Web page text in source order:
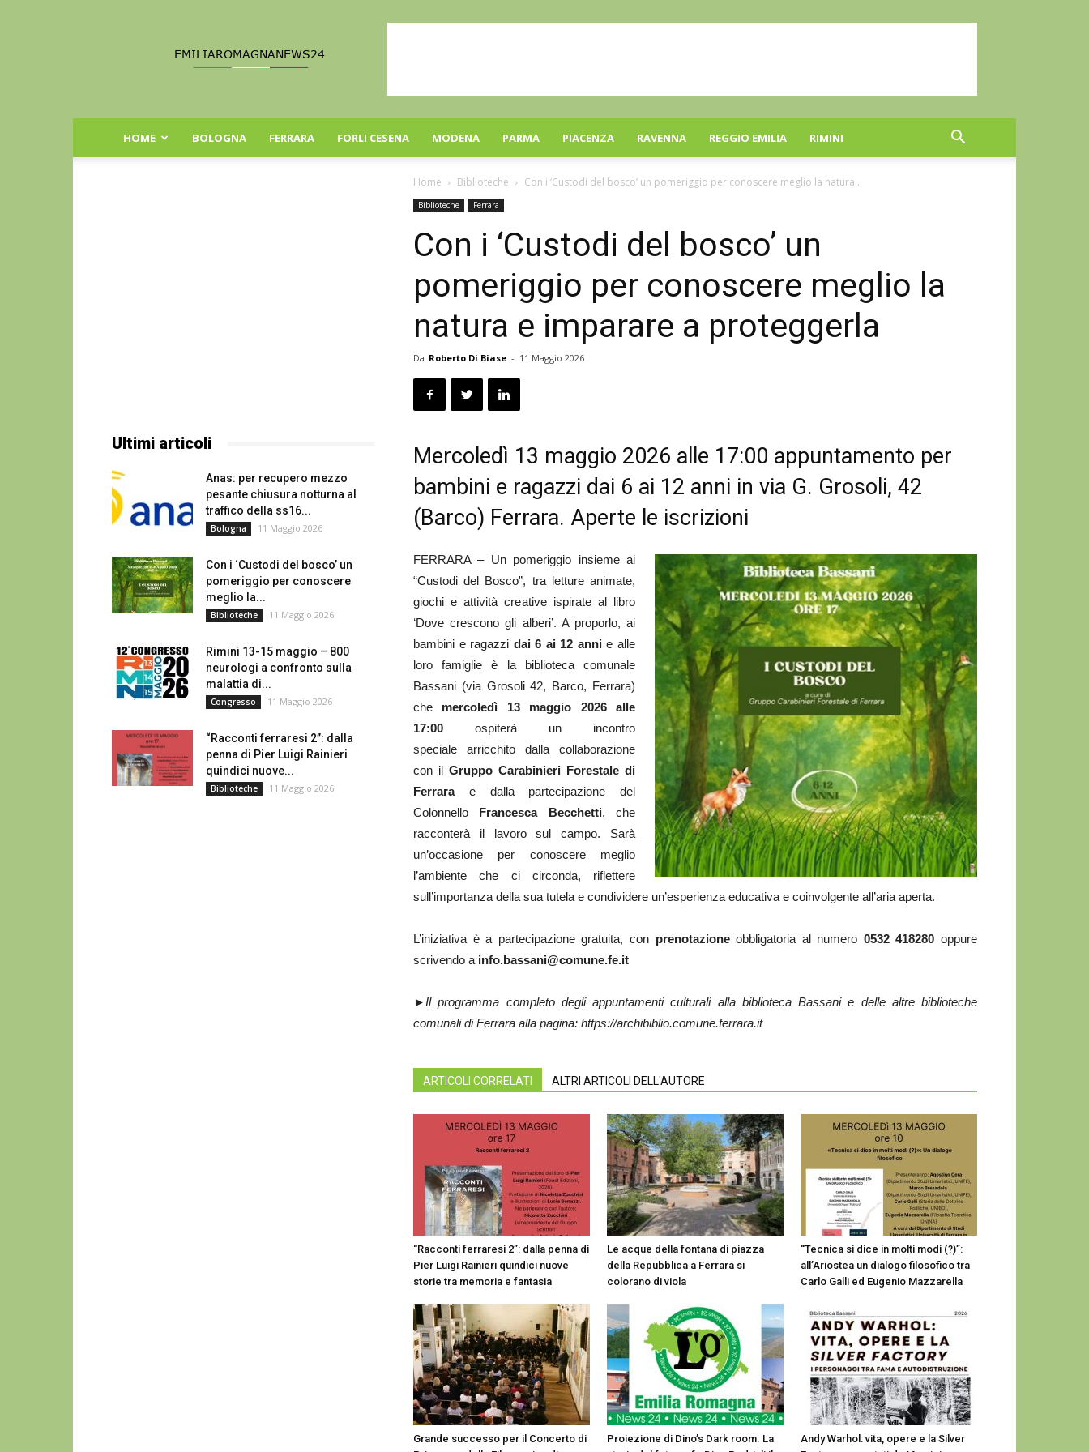
Romagna
HOME BOLOGNA FERRARA FORLI CESENA MODENA PARMA PIACENZA RAVENNA REGGIO EMILIA RIMINI
Home Biblioteche Con i ‘Custodi del bosco’ un pomeriggio per conoscere meglio la natura...
Biblioteche Ferrara
Con i ‘Custodi del bosco’ un
pomeriggio per conoscere meglio la
natura e imparare a proteggerla
Da Roberto Di Biase - 11 Maggio 2026
Mercoledì 13 maggio 2026 alle 17:00 appuntamento per
bambini e ragazzi dai 6 ai 12 anni in via G. Grosoli, 42
(Barco) Ferrara. Aperte le iscrizioni
FERRARA – Un pomeriggio insieme ai
“Custodi del Bosco”, tra letture animate,
giochi e attività creative ispirate al libro
‘Dove crescono gli alberi’. A proporlo, ai
bambini e ragazzi dai 6 ai 12 annie alle
loro famiglie è la biblioteca comunale
Bassani (via Grosoli 42, Barco, Ferrara)
che mercoledì 13 maggio 2026 alle
17:00 ospiterà un incontro
speciale arricchito dalla collaborazione
con il Gruppo Carabinieri Forestale di
Ferrarae dalla partecipazione del
Colonnello Francesca Becchetti, che
racconterà il lavoro sul campo. Sarà
un’occasione per conoscere meglio
l’ambiente che ci circonda, riflettere
sull’importanza della sua tutela e condividere un’esperienza educativa e coinvolgente all’aria aperta.
L’iniziativa è a partecipazione gratuita, con prenotazioneobbligatoria al numero 0532 418280 oppure
scrivendo a info.bassani@comune.fe.it
►Il programma completo degli appuntamenti culturali alla biblioteca Bassani e delle altre biblioteche
comunali di Ferrara alla pagina: https://archibiblio.comune.ferrara.it
ARTICOLI CORRELATI ALTRI ARTICOLI DELL'AUTORE
“Racconti ferraresi 2”: dalla penna di
Pier Luigi Rainieri quindici nuove
storie tra memoria e fantasia
Le acque della fontana di piazza
della Repubblica a Ferrara si
colorano di viola
“Tecnica si dice in molti modi (?)”:
all’Ariostea un dialogo filosofico tra
Carlo Galli ed Eugenio Mazzarella
Grande successo per il Concerto di
Proiezione di Dino’s Dark room. La
Andy Warhol: vita, opere e la Silver
Ultimi articoli
Anas: per recupero mezzo
pesante chiusura notturna al
traffico della ss16...
Bologna 11 Maggio 2026
Con i ‘Custodi del bosco’ un
pomeriggio per conoscere
meglio la...
Biblioteche 11 Maggio 2026
Rimini 13-15 maggio – 800
neurologi a confronto sulla
malattia di...
Congresso 11 Maggio 2026
“Racconti ferraresi 2”: dalla
penna di Pier Luigi Rainieri
quindici nuove...
Biblioteche 11 Maggio 2026